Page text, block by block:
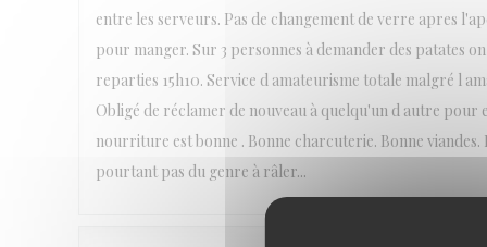
entre les serveurs. Pas de changement de verre apres
pour manger. Sur 3 personnes à demander des patates
reparties 15h10. Service d amateurisme totale malgré l
Obligé de réclamer de nouveau à quelqu'un d autre pour
nourriture est bonne . Bonne charcuterie. Bonne viandes.
pourtant pas du genre à râler...